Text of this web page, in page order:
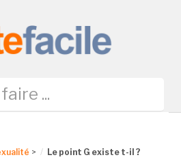
> Le point G existe t-il ?